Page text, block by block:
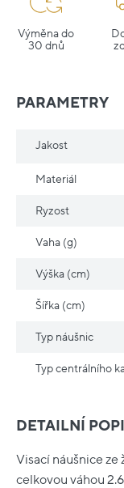
Výměna do
30 dnů
DETAILNÍ
Visací náušnice
celkovou váhou
PARAMETRY
Jakost
Materiál
Ryzost
Vaha (g)
Výška (cm)
Šířka (cm)
Typ náušnic
Typ centrálního